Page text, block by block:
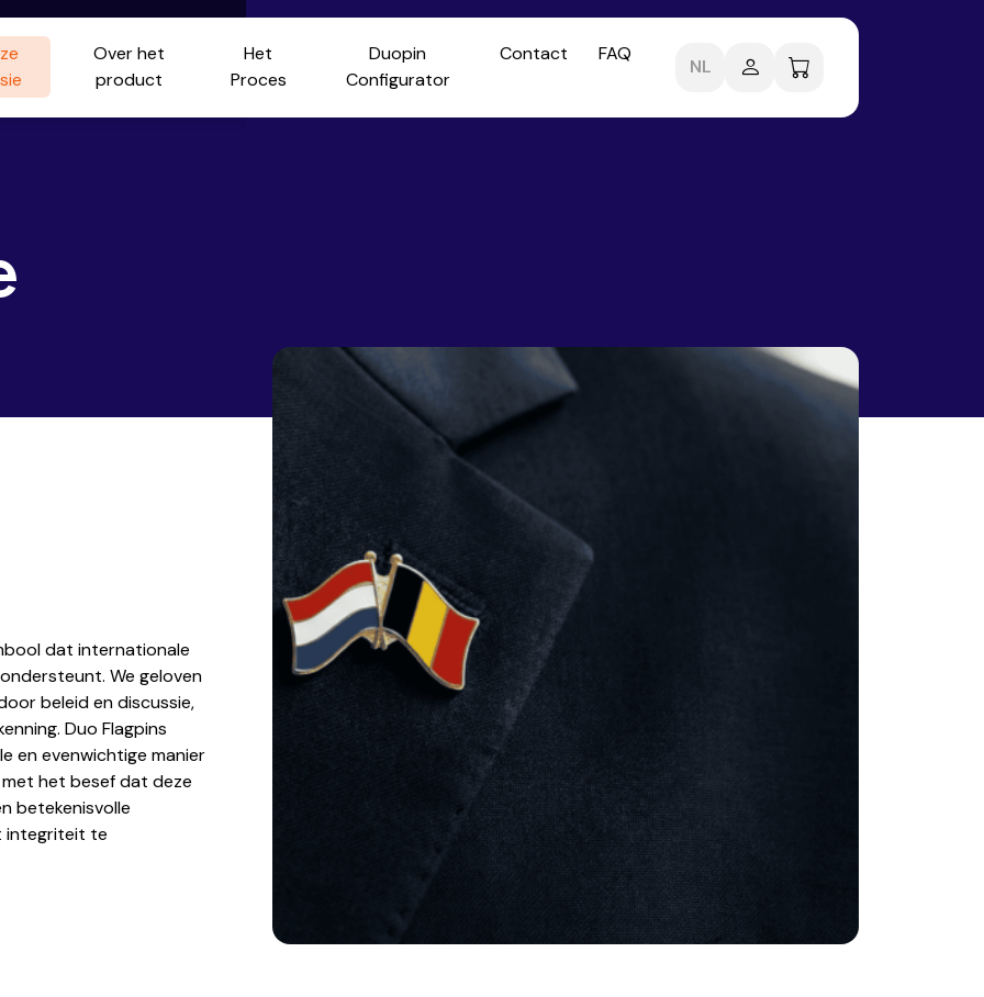
Over het
product
Het
Proces
Duopin
Configurator
Contact FAQ
NL
dat internationale
We geloven
beleid en discussie,
Duo Flagpins
en evenwichtige manier
het besef dat deze
betekenisvolle
integriteit te